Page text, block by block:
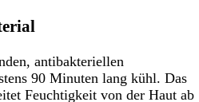
antibakteriellen
90 Minuten lang kühl. Das
Feuchtigkeit von der Haut ab